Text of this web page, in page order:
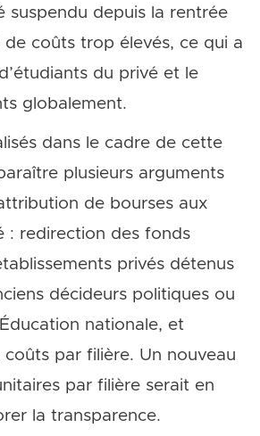
suspendu depuis la rentrée
coûts trop élevés, ce qui a
du privé et le
globalement.
dans le cadre de cette
plusieurs arguments
de bourses aux
: redirection des fonds
privés détenus
décideurs politiques ou
nationale, et
coûts par filière. Un nouveau
par filière serait en
la transparence.